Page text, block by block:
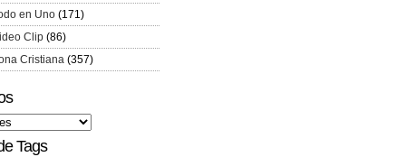
en Uno (171)
Clip (86)
Cristiana (357)
Tags